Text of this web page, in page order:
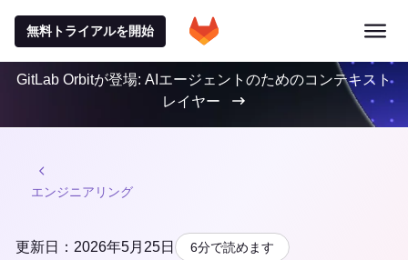
無料トライアルを開始
GitLab Orbitが登場: AIエージェントのためのコンテキスト
レイヤー
エンジニアリング
更新日：2026年5月25日 6分で読めます